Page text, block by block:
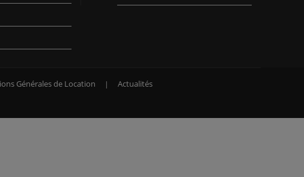
Générales de Location Actualités